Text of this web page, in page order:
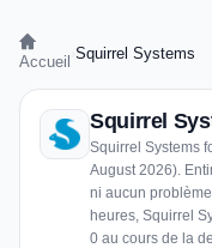
Accueil Squirrel Systems
Squirrel
Squirrel Systems
August 2026).
ni aucun
heures, Squirrel
0 au cours de la